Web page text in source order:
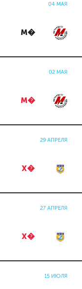
04 МАЯ
М�
02 МАЯ
М�
29 АПРЕЛЯ
Х�
27 АПРЕЛЯ
Х�
15 ИЮЛЯ